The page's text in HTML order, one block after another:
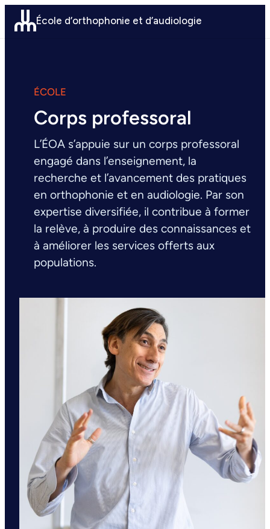
Aller
au
École d’orthophonie et d’audiologie
ÉCOLE
Corps professoral
L’ÉOA s’appuie sur un corps professoral
engagé dans l’enseignement, la
recherche et l’avancement des pratiques
en orthophonie et en audiologie. Par son
expertise diversifiée, il contribue à former
la relève, à produire des connaissances et
à améliorer les services offerts aux
populations.